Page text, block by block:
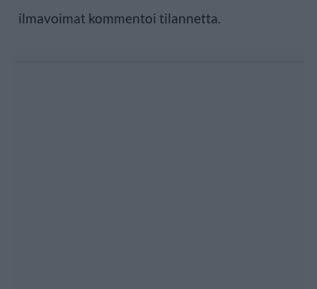
ilmavoimat kommentoi tilannetta.